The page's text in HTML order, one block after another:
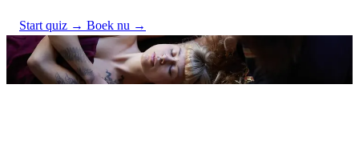
Start quiz → Boek nu →